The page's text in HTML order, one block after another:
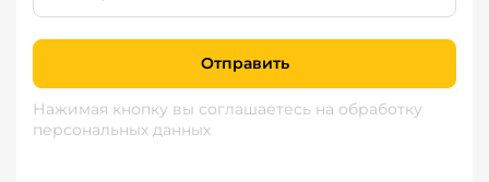
Отправить
Нажимая кнопку вы соглашаетесь на обработку
персональных данных